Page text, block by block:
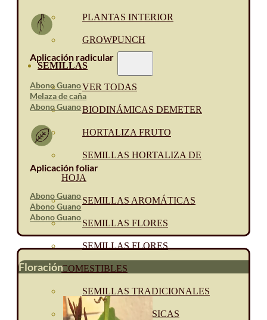
PLANTAS INTERIOR
GROWPUNCH
SEMILLAS
VER TODAS
BIODINÁMICAS DEMETER
HORTALIZA FRUTO
SEMILLAS HORTALIZA DE
HOJA
SEMILLAS AROMÁTICAS
SEMILLAS FLORES
SEMILLAS FLORES
COMESTIBLES
SEMILLAS TRADICIONALES
SEMILLAS BRASICAS
Aplicación radicular
Abono Guano
Melaza de caña
Abono Guano
Aplicación foliar
Abono Guano
Abono Guano
Abono Guano
Floración